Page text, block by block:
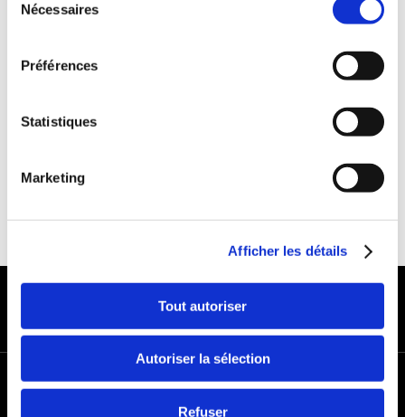
Nécessaires
Préférences
Statistiques
Marketing
Afficher les détails
Tout autoriser
Autoriser la sélection
Refuser
ASSURANCE
Franchise :1500 €
MODES DE PAIEMENT
+